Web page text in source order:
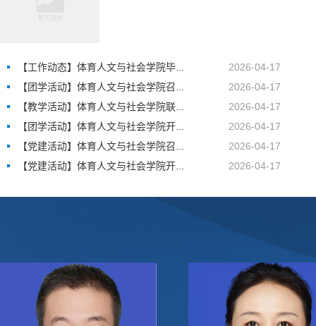
【工作动态】体育人文与社会学院毕...
2026-04-17
【团学活动】体育人文与社会学院召...
2026-04-17
【教学活动】体育人文与社会学院联...
2026-04-17
【团学活动】体育人文与社会学院开...
2026-04-17
【党建活动】体育人文与社会学院召...
2026-04-17
【党建活动】体育人文与社会学院开...
2026-04-17